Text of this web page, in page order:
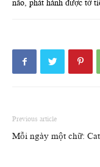
não, phát hành được tờ
Previous article
Mỗi ngày một chữ: